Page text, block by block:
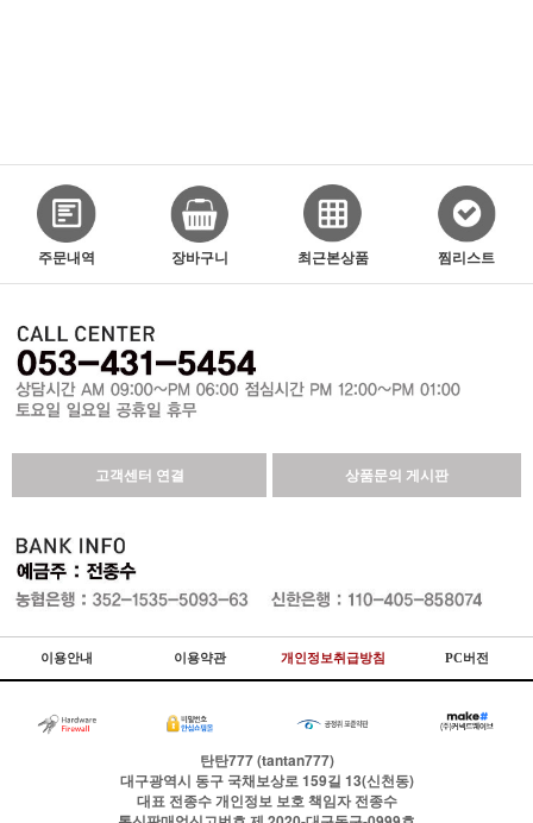
주문내역 장바구니 최근본상품 찜리스트
고객센터 연결 상품문의 게시판
이용안내 이용약관 개인정보취급방침 PC버전
탄탄777 (tantan777)
대구광역시 동구 국채보상로 159길 13(신천동)
대표전종수개인정보 보호 책임자전종수